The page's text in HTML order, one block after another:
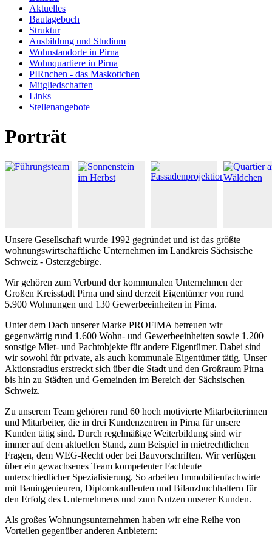
Aktuelles
Bautagebuch
Struktur
Ausbildung und Studium
Wohnstandorte in Pirna
Wohnquartiere in Pirna
PIRnchen - das Maskottchen
Mitgliedschaften
Links
Stellenangebote
Porträt
Unsere Gesellschaft wurde 1992 gegründet und ist das größte
wohnungswirtschaftliche Unternehmen im Landkreis Sächsische
Schweiz - Osterzgebirge.
Wir gehören zum Verbund der kommunalen Unternehmen der
Großen Kreisstadt Pirna und sind derzeit Eigentümer von rund
5.900 Wohnungen und 130 Gewerbeeinheiten in Pirna.
Unter dem Dach unserer Marke PROFIMA betreuen wir
gegenwärtig rund 1.600 Wohn- und Gewerbeeinheiten sowie 1.200
sonstige Miet- und Pachtobjekte für andere Eigentümer. Dabei sind
wir sowohl für private, als auch kommunale Eigentümer tätig. Unser
Aktionsradius erstreckt sich über die Stadt und den Großraum Pirna
bis hin zu Städten und Gemeinden im Bereich der Sächsischen
Schweiz.
Zu unserem Team gehören rund 60 hoch motivierte Mitarbeiterinnen
und Mitarbeiter, die in drei Kundenzentren in Pirna für unsere
Kunden tätig sind. Durch regelmäßige Weiterbildung sind wir
immer auf dem aktuellen Stand, zum Beispiel in mietrechtlichen
Fragen, dem WEG-Recht oder bei Bauvorschriften. Wir verfügen
über ein gewachsenes Team kompetenter Fachleute
unterschiedlicher Spezialisierung. So arbeiten Immobilienfachwirte
mit Bauingenieuren, Diplomkaufleuten und Bilanzbuchhaltern für
den Erfolg des Unternehmens und zum Nutzen unserer Kunden.
Als großes Wohnungsunternehmen haben wir eine Reihe von
Vorteilen gegenüber anderen Anbietern: